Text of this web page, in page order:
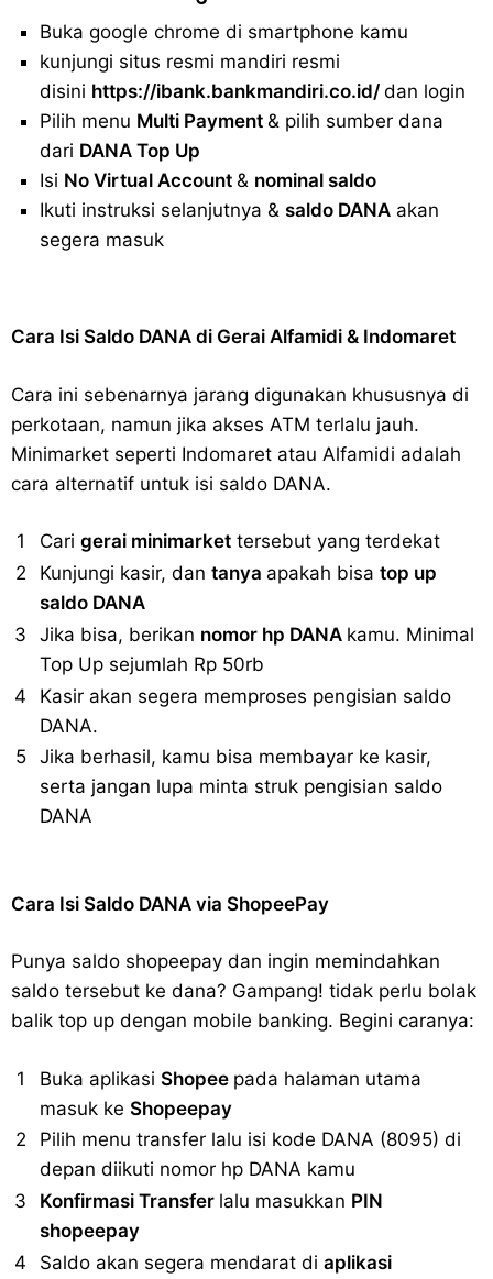
Buka google chrome di smartphone kamu
kunjungi situs resmi mandiri resmi
disini https://ibank.bankmandiri.co.id/ dan login
Pilih menu Multi Payment & pilih sumber dana
dari DANA Top Up
Isi No Virtual Account & nominal saldo
Ikuti instruksi selanjutnya & saldo DANAakan
segera masuk
Cara Isi Saldo DANA di Gerai Alfamidi & Indomaret
Cara ini sebenarnya jarang digunakan khususnya di
perkotaan, namun jika akses ATM terlalu jauh.
Minimarket seperti Indomaret atau Alfamidi adalah
cara alternatif untuk isi saldo DANA.
Cari gerai minimarkettersebut yang terdekat
Kunjungi kasir, dan tanya apakah bisa top up
saldo DANA
Jika bisa, berikan nomor hp DANA kamu. Minimal
Top Up sejumlah Rp 50rb
Kasir akan segera memproses pengisian saldo
DANA.
Jika berhasil, kamu bisa membayar ke kasir,
serta jangan lupa minta struk pengisian saldo
DANA
Cara Isi Saldo DANA via ShopeePay
Punya saldo shopeepay dan ingin memindahkan
saldo tersebut ke dana? Gampang! tidak perlu bolak
balik top up dengan mobile banking. Begini caranya:
Buka aplikasi Shopee pada halaman utama
masuk ke Shopeepay
Pilih menu transfer lalu isi kode DANA (8095) di
depan diikuti nomor hp DANA kamu
Konfirmasi Transfer lalu masukkan PIN
shopeepay
Saldo akan segera mendarat di aplikasi